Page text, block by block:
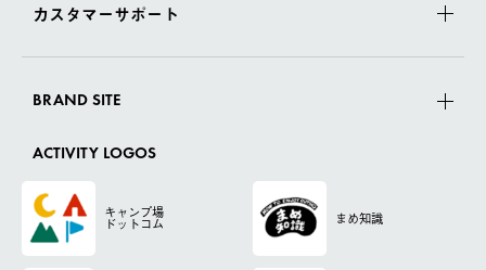
カスタマーサポート
BRAND SITE
ACTIVITY LOGOS
キャンプ場
ドットコム まめ知識